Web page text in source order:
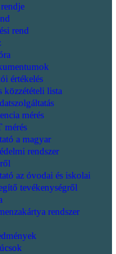
rend
értékelés
közzétételi lista
mérés
mérés
a magyar
rendszer
az óvodai és iskolai
tevékenységről
rendszer